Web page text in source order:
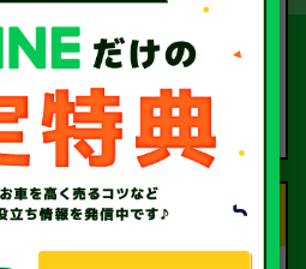
査定のプロが
お電話で回答いたしま
す。
Step.4